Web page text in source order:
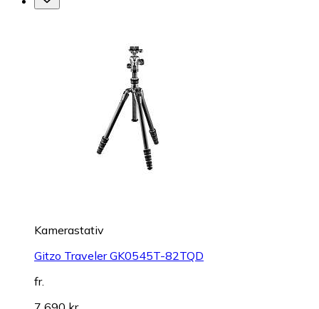
Kamerastativ
Gitzo Traveler GK0545T-82TQD
fr.